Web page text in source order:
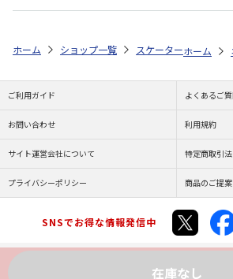
在庫なし
ホーム ショップ一覧 スケーター 抗菌
ホーム
ご利用ガイド よくあるご
お問い合わせ 利用規約
サイト運営会社について 特定商取引
プライバシーポリシー 商品のご提
SNSでお得な情報発信中